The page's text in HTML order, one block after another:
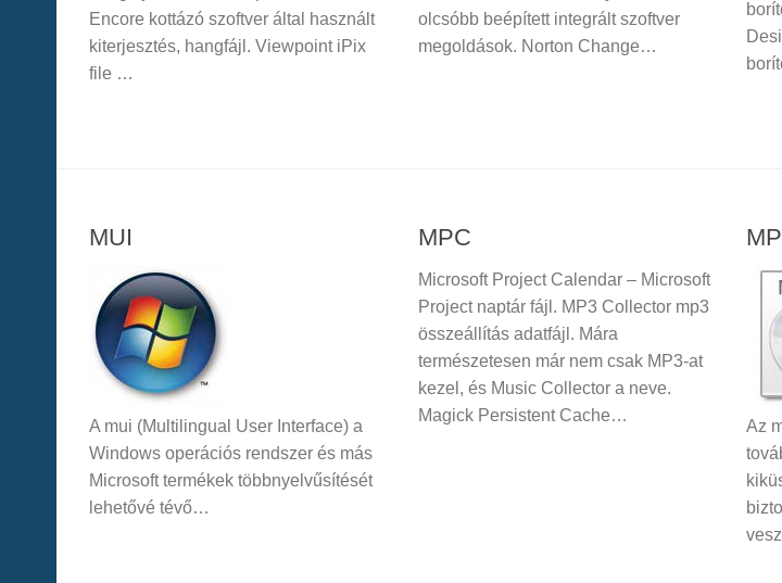
Encore kottázó szoftver által használt
kiterjesztés, hangfájl. Viewpoint iPix
file …
olcsóbb beépített integrált szoftver
megoldások. Norton Change…
MUI
A mui (Multilingual User Interface) a
Windows operációs rendszer és más
Microsoft termékek többnyelvűsítését
lehetővé tévő…
MPC
Microsoft Project Calendar – Microsoft
Project naptár fájl. MP3 Collector mp3
összeállítás adatfájl. Mára
természetesen már nem csak MP3-at
kezel, és Music Collector a neve.
Magick Persistent Cache…
Az